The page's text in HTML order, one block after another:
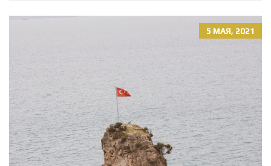
5 МАЯ, 2021